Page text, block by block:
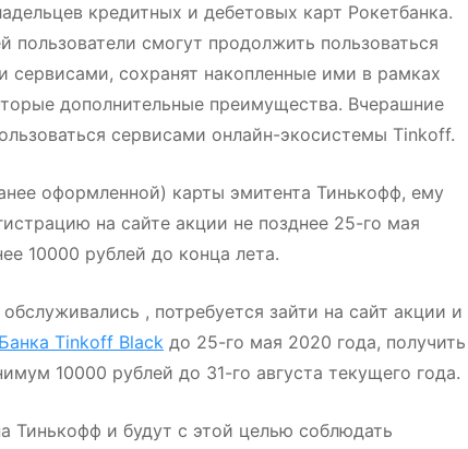
кредитных и дебетовых карт Рокетбанка.
пользователи смогут продолжить пользоваться
сервисами, сохранят накопленные ими в рамках
дополнительные преимущества. Вчерашние
сервисами онлайн-экосистемы Tinkoff.
оформленной) карты эмитента Тинькофф, ему
на сайте акции не позднее 25-го мая
10000 рублей до конца лета.
, потребуется зайти на сайт акции и
Tinkoff Black до 25-го мая 2020 года, получить
10000 рублей до 31-го августа текущего года.
Тинькофф и будут с этой целью соблюдать